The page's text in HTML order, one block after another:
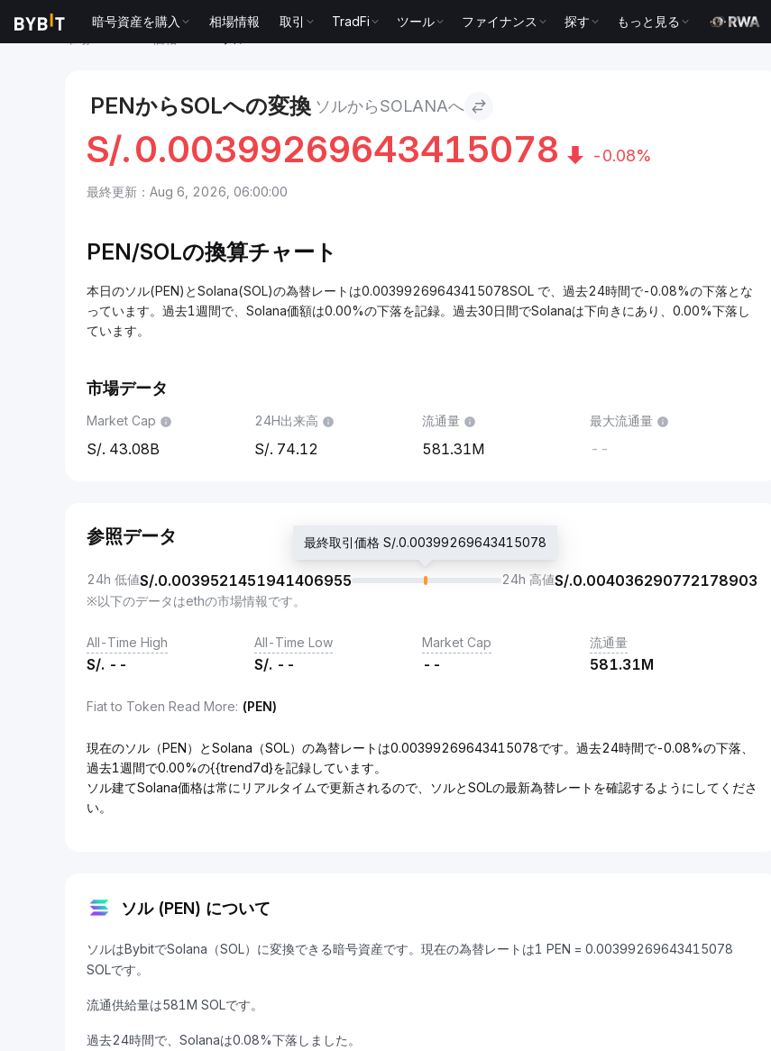
暗号資産を購入 相場情報 取引 TradFi ツール ファイナンス 探す もっと見る
PENからSOLへの変換 ソルからSOLANAへ
S/.0.00399269643415078 -0.08%
最終更新：Aug 6, 2026, 06:00:00
PEN/SOLの換算チャート
本日のソル(PEN)とSolana(SOL)の為替レートは0.00399269643415078SOL で、過去24時間で-0.08%の下落とな
っています。過去1週間で、Solana価額は0.00%の下落を記録。過去30日間でSolanaは下向きにあり、0.00%下落し
ています。
市場データ
Market Cap
43.08B
24H出来高
74.12
流通量
581.31M
最大流通量
--
参照データ
24h 低値S/.0.0039521451941406955
最終取引価格 S/.0.00399269643415078
24h 高値S/.0.004036290772178903
※以下のデータはethの市場情報です。
All-Time High
S/. --
All-Time Low
S/. --
Market Cap
--
流通量
581.31M
Fiat to Token Read More: (PEN)
現在のソル（PEN）とSolana（SOL）の為替レートは0.00399269643415078です。過去24時間で-0.08%の下落、
過去1週間で0.00%の{{trend7d}を記録しています。
ソル建てSolana価格は常にリアルタイムで更新されるので、ソルとSOLの最新為替レートを確認するようにしてくださ
い。
ソル (PEN) について
ソルはBybitでSolana（SOL）に変換できる暗号資産です。現在の為替レートは1 PEN = 0.00399269643415078
SOLです。
流通供給量は581M SOLです。
過去24時間で、Solanaは0.08%下落しました。